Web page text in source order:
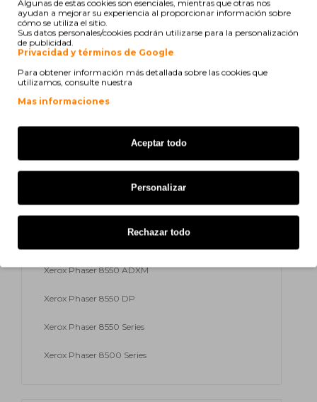
Xerox Phaser 8500
Xerox Phaser 8500 ADN
Xerox Phaser 8500 AN
Xerox Phaser 8550
Xerox Phaser 8550 ADP
Xerox Phaser 8550 ADT
Xerox Phaser 8550 ADTM
Xerox Phaser 8550 ADXM
Xerox Phaser 8550 DP
Xerox Phaser 8550 Series
Xerox Phaser 8500 Series
Algunas de estas cookies son esenciales, mientras que otras nos
ayudan a mejorar su experiencia al proporcionar información sobre
cómo se utiliza el sitio.
Sus datos personales/cookies podrán utilizarse para la personalización
de publicidad.
Privacidad y términos de Google
Para obtener información más detallada sobre las cookies que
utilizamos, consulte nuestra
Mas informaciones
Aceptar todo
Personalizar
Rechazar todo